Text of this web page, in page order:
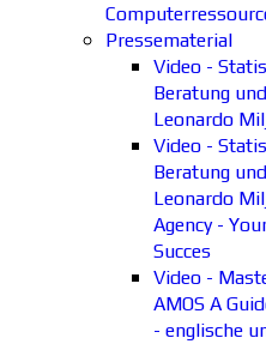
Pressematerial
Video -
Beratung
Leonardo
Video -
Beratung
Leonardo
Agency -
Succes
Video -
AMOS A
- englische